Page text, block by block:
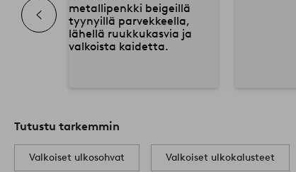
Tutustu tarkemmin
Valkoiset ulkosohvat Valkoiset ulkokalusteet